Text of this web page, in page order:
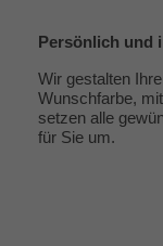
Persönlich und
Wir gestalten
Wunschfarbe,
setzen alle
für Sie um.